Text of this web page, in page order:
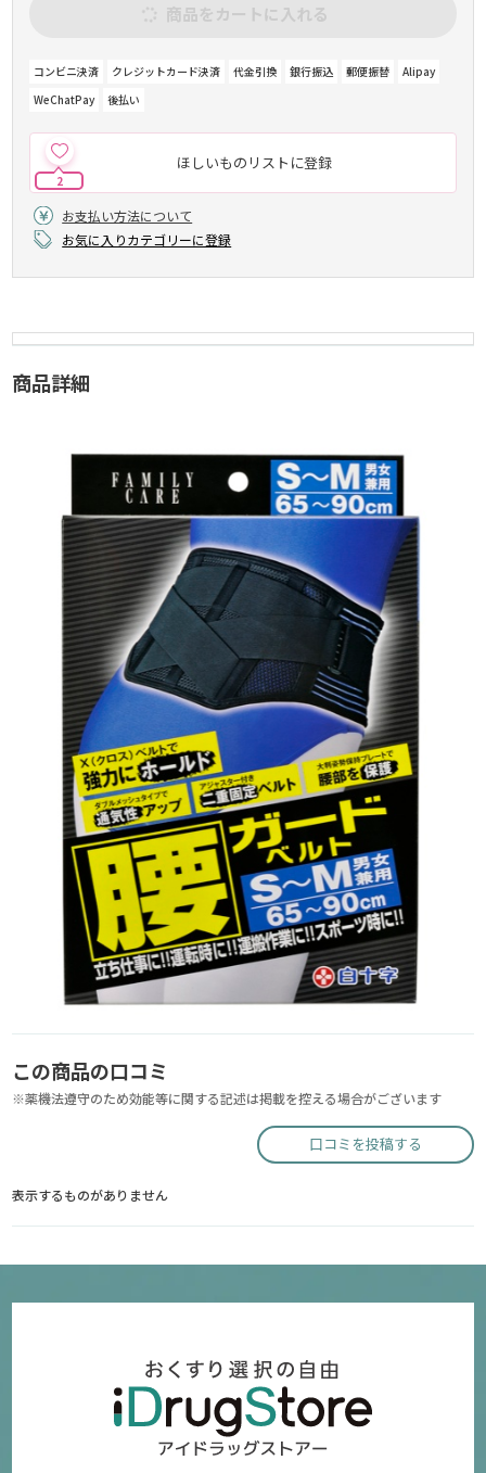
商品をカートに入れる
コンビニ決済 クレジットカード決済 代金引換 銀行振込 郵便振替
Alipay
WeChatPay
後払い
ほしいものリストに登録
2
お支払い方法について
お気に入りカテゴリーに登録
商品詳細
この商品の口コミ
※薬機法遵守のため効能等に関する記述は掲載を控える場合がございます
口コミを投稿する
表示するものがありません